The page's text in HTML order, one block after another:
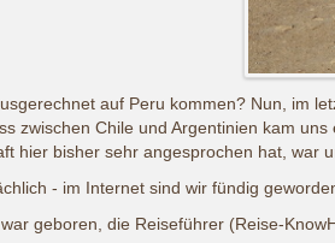
auf Peru kommen? Nun, im
zwischen Chile und Argentinien kam
hier bisher sehr angesprochen hat,
- im Internet sind wir fündig
geboren, die Reiseführer (Reise-